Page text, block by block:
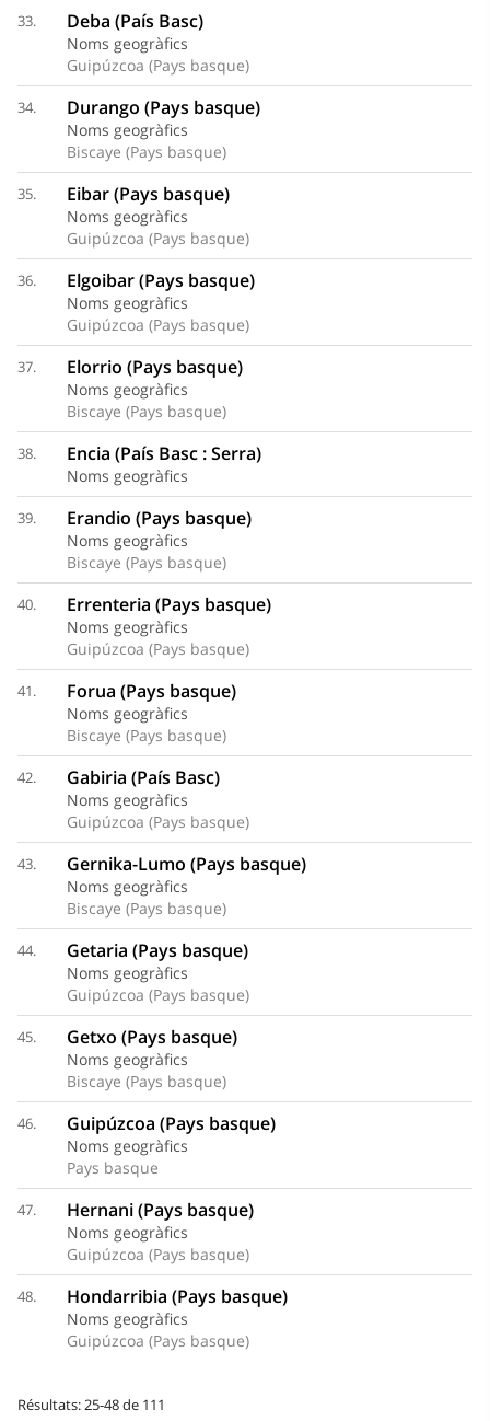
33. Deba (País Basc)
Noms geogràfics
Guipúzcoa (Pays basque)
34. Durango (Pays basque)
Noms geogràfics
Biscaye (Pays basque)
35. Eibar (Pays basque)
Noms geogràfics
Guipúzcoa (Pays basque)
36. Elgoibar (Pays basque)
Noms geogràfics
Guipúzcoa (Pays basque)
37. Elorrio (Pays basque)
Noms geogràfics
Biscaye (Pays basque)
38. Encia (País Basc : Serra)
Noms geogràfics
39. Erandio (Pays basque)
Noms geogràfics
Biscaye (Pays basque)
40. Errenteria (Pays basque)
Noms geogràfics
Guipúzcoa (Pays basque)
41. Forua (Pays basque)
Noms geogràfics
Biscaye (Pays basque)
42. Gabiria (País Basc)
Noms geogràfics
Guipúzcoa (Pays basque)
43. Gernika-Lumo (Pays basque)
Noms geogràfics
Biscaye (Pays basque)
44. Getaria (Pays basque)
Noms geogràfics
Guipúzcoa (Pays basque)
45. Getxo (Pays basque)
Noms geogràfics
Biscaye (Pays basque)
46. Guipúzcoa (Pays basque)
Noms geogràfics
Pays basque
47. Hernani (Pays basque)
Noms geogràfics
Guipúzcoa (Pays basque)
48. Hondarribia (Pays basque)
Noms geogràfics
Guipúzcoa (Pays basque)
Résultats: 25-48 de 111